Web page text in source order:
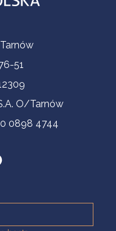
51
O/Tarnów
0898 4744